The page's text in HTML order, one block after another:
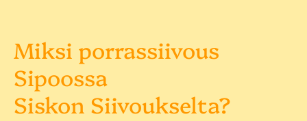
Miksi porrassiivous
Sipoossa
Siskon Siivoukselta?